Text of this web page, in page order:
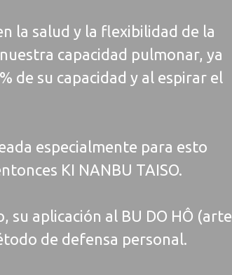
la salud y la flexibilidad de la
capacidad pulmonar, ya
de su capacidad y al espirar el
especialmente para esto
KI NANBU TAISO.
su aplicación al BU DO HÔ (arte
de defensa personal.